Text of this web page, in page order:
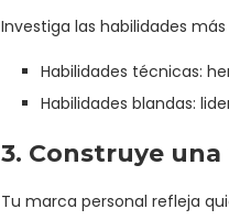
Investiga las habilidades
Habilidades técnicas:
Habilidades blandas:
3. Construye
Tu marca personal refleja